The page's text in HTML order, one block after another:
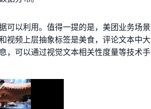
可以利用。值得一提的是，美团业务场景
视频上层抽象标签是美食，评论文本中大
，可以通过视觉文本相关性度量等技术手